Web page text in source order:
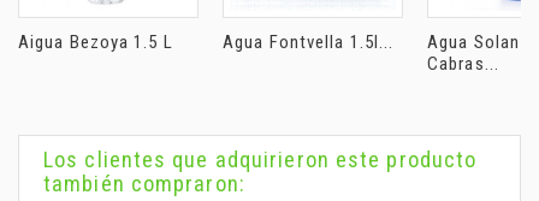
Aigua Bezoya 1.5 L Agua Fontvella 1.5l...
Agua Solan
Cabras...
Los clientes que adquirieron este producto
también compraron: